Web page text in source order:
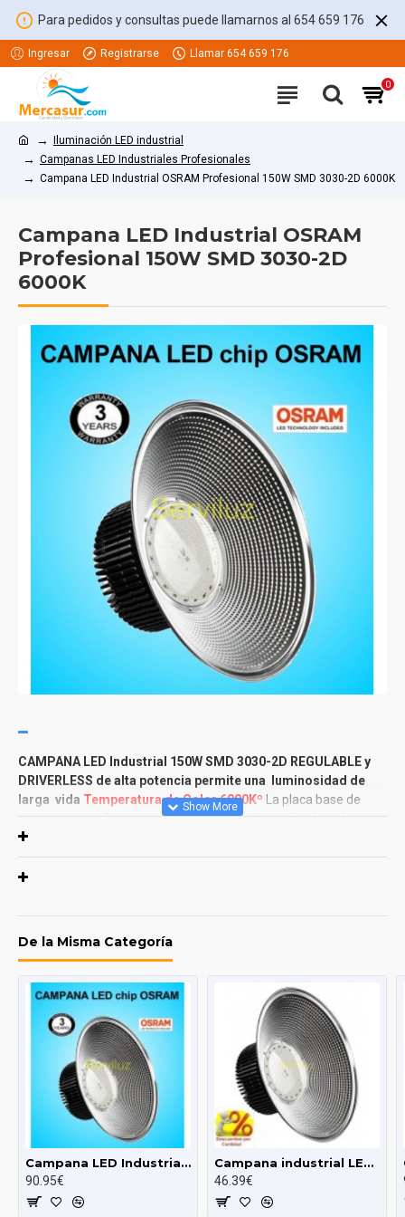
Para pedidos y consultas puede llamarnos al 654 659 176
Ingresar Registrarse Llamar 654 659 176
0
Iluminación LED industrial
Campanas LED Industriales Profesionales
Campana LED Industrial OSRAM Profesional 150W SMD 3030-2D 6000K
Campana LED Industrial OSRAM
Profesional 150W SMD 3030-2D
6000K
CAMPANA LED Industrial 150W SMD 3030-2D REGULABLE y
DRIVERLESS de alta potencia permite una luminosidad de
larga vida Temperatura de Color 6000Kº La placa base de
aluminio es de 3mm para una excelente disipación del calor
generado El funcionamiento de la placa de la Campana LED
Dispone de un alto rendimiento LED 125 Lm/w soportando picos
La Campana LED Profesional de 150W tipo ETI DOB IC AC
DRIVERLESS de 150W y 125 lm/W incorpora novedosos avances
tecnológicos que permiten ofrecer un rendimiento excepcional
sin comprometer la eficiencia y durabilidad que caracteriza a la
iluminación LED La nueva generación superior de SMD de
luminarias industriales está compuesta por LED s de alto brillo e
incorpora un novedoso sistema de alimentación AC DOB
Driverless (sin fuente de alimentación) de alta potencia. Los
diodos LED s de alto rendimiento 3030 2D (doble núcleo)
consiguen una eficiencia de hasta 125 Lm/W. El disponer en las
zonas de trabajo de una buena iluminación es fundamental no
solo para mejorar el rendimiento laboral sino como elemento
fundamental en la seguridad laboral.
De la Misma Categoría
Campana LED Industrial chip OSRAM 200W SMD 3030-2D 6000K
90.95€
Campana industrial LED PRO 110W SMD 3030 3D Driverless Regulable 6000K
46.39€